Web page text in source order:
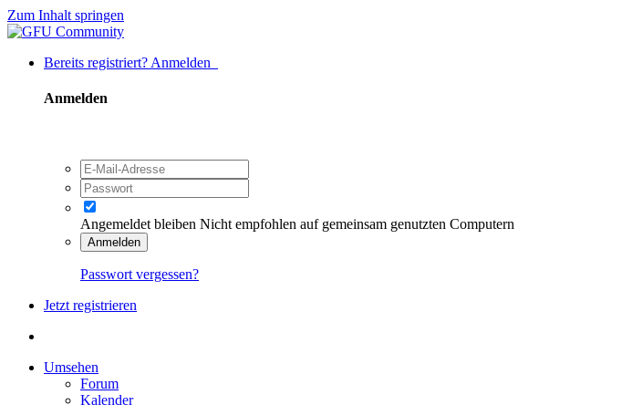
Zum Inhalt springen
Bereits registriert? Anmelden
Anmelden
Angemeldet bleiben Nicht empfohlen auf gemeinsam genutzten Computern
Anmelden
Passwort vergessen?
Jetzt registrieren
Umsehen
Forum
Kalender